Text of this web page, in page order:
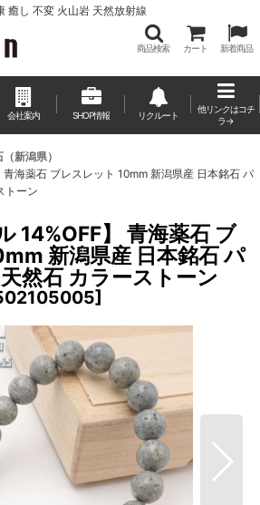
癒し 不変 火山岩 天然放射線
商品検索 カート 新着商品
会社案内 SHOP情報 リクルート
他リンクはコチ
ラ→
新潟県）
青海薬石 ブレスレット 10mm 新潟県産 日本銘石 パ
トーン
14%OFF】 青海薬石 ブ
新潟県産 日本銘石 パ
然石 カラーストーン
]